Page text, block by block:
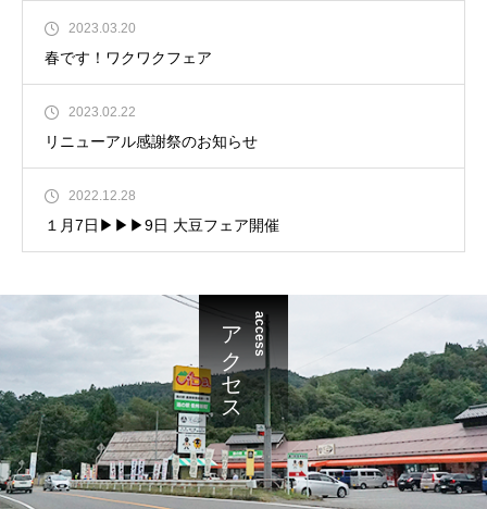
2023.03.20
春です！ワクワクフェア
2023.02.22
リニューアル感謝祭のお知らせ
2022.12.28
１月7日▶︎▶︎▶︎9日 大豆フェア開催
access
アクセス